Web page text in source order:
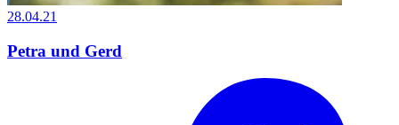
28.04.21
Petra und Gerd